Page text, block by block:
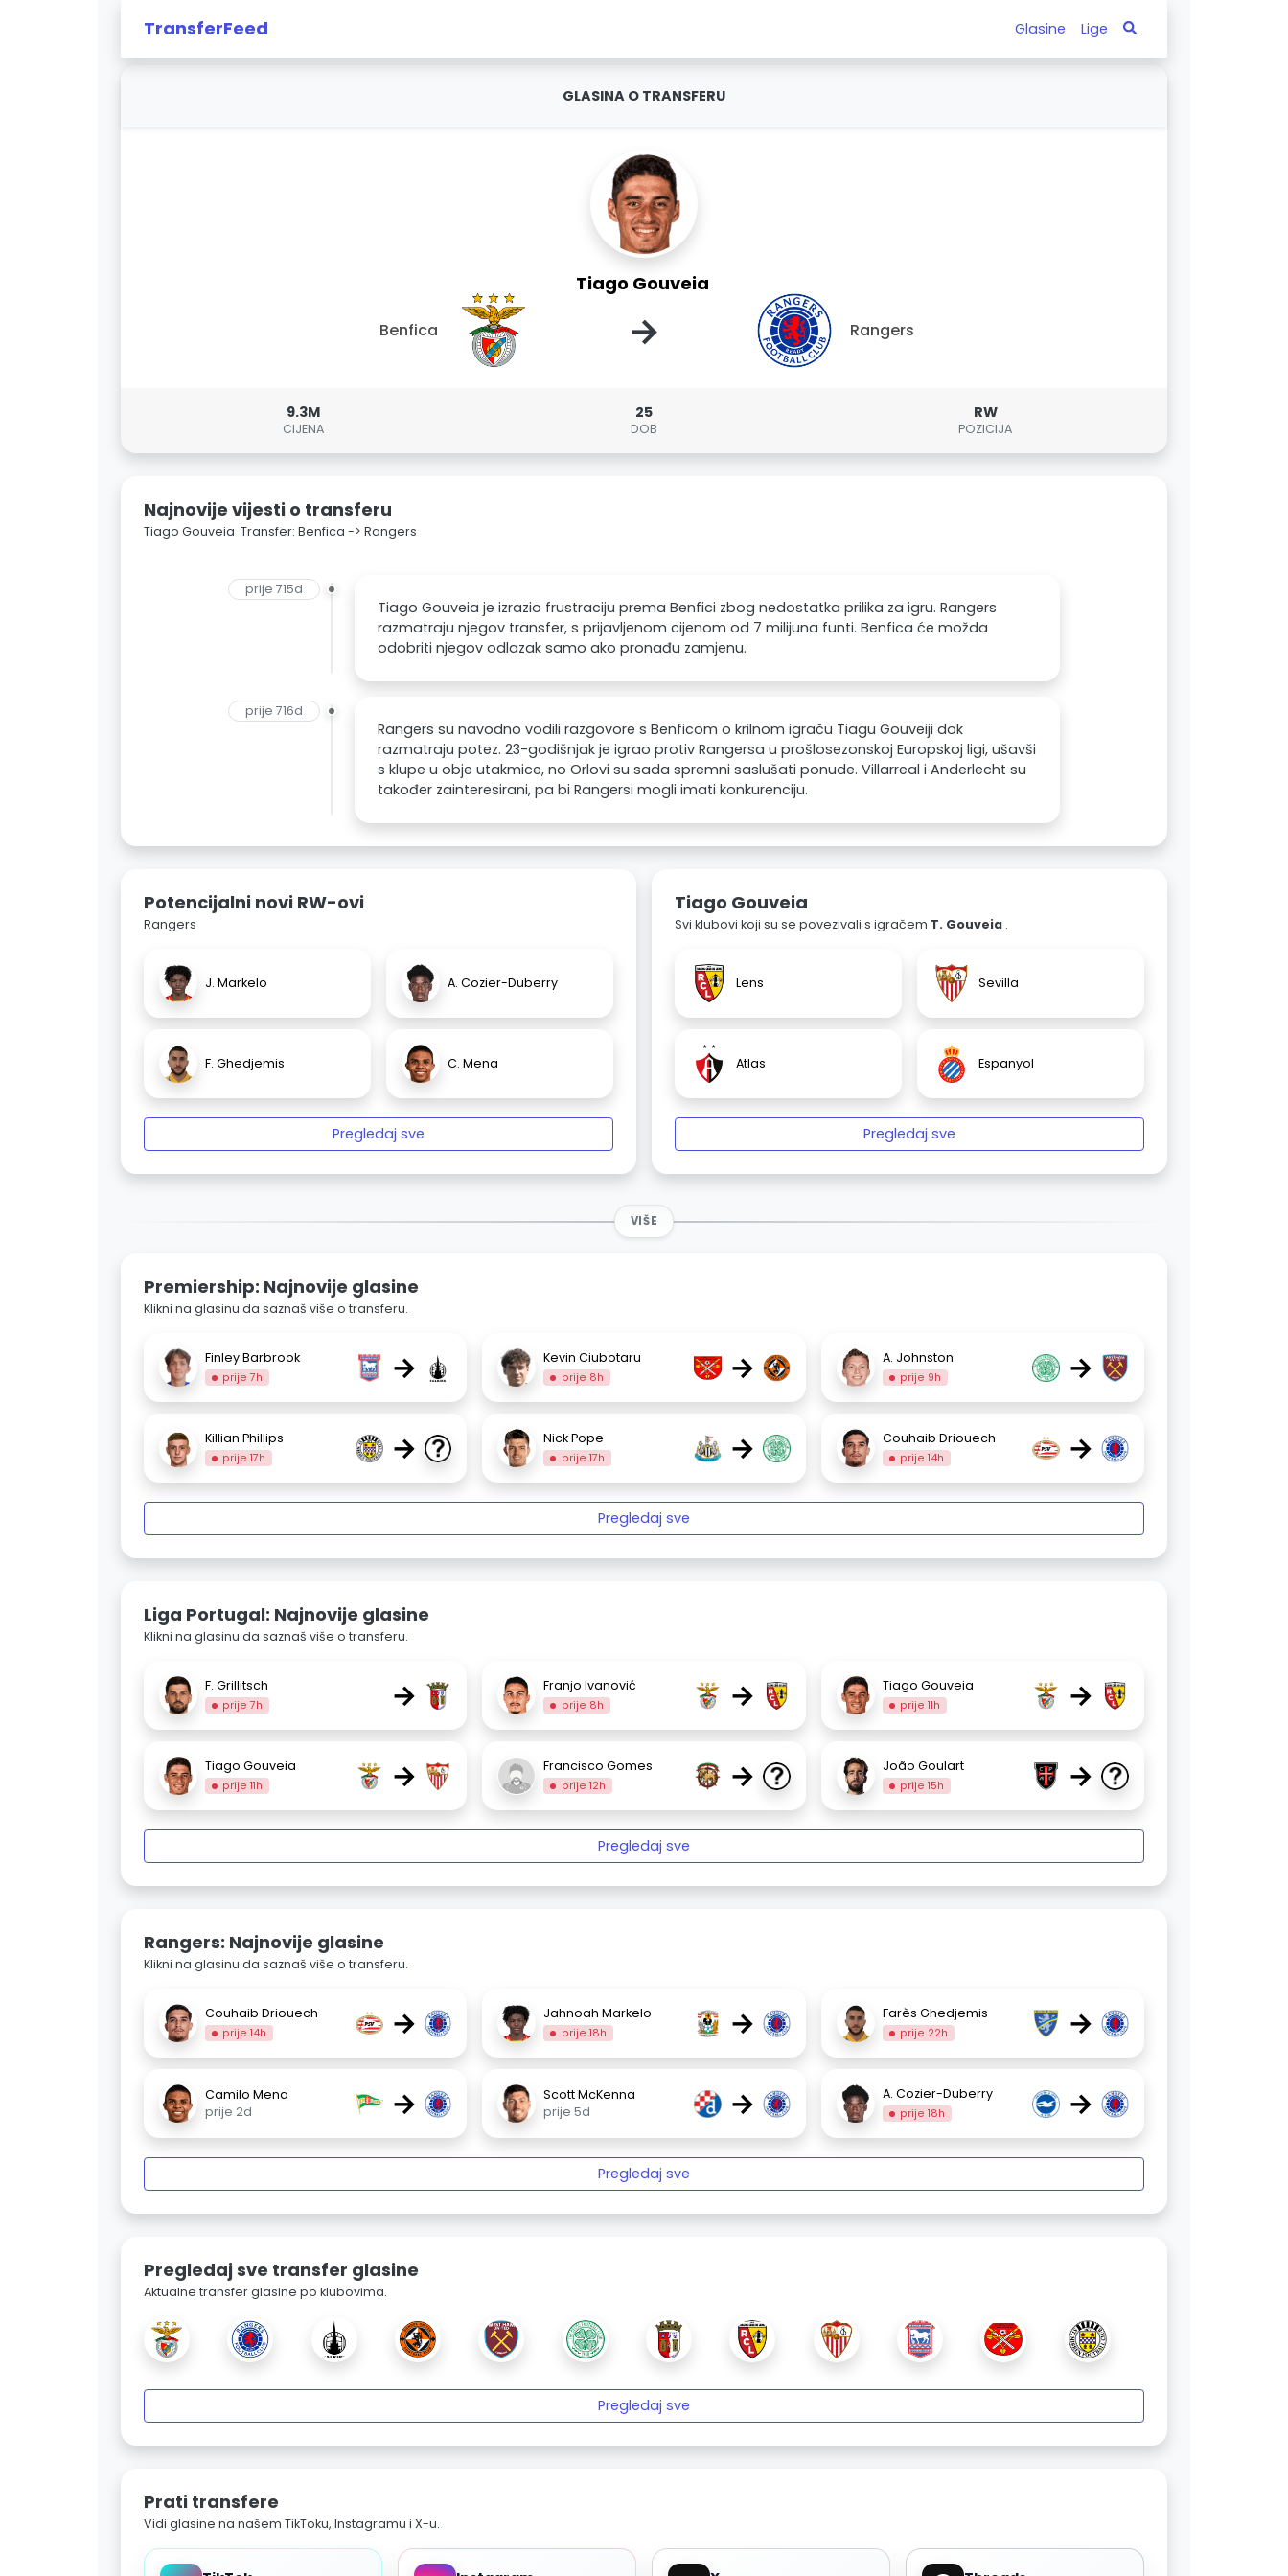
TransferFeed Glasine Lige
GLASINA O TRANSFERU
Tiago Gouveia
Benfica → Rangers
9.3M
CIJENA
25
DOB
RW
POZICIJA
Najnovije vijesti o transferu
Tiago Gouveia Transfer: Benfica -> Rangers
prije 715d
Tiago Gouveia je izrazio frustraciju prema Benfici zbog nedostatka prilika za igru. Rangers
razmatraju njegov transfer, s prijavljenom cijenom od 7 milijuna funti. Benfica će možda
odobriti njegov odlazak samo ako pronađu zamjenu.
prije 716d
Rangers su navodno vodili razgovore s Benficom o krilnom igraču Tiagu Gouveiji dok
razmatraju potez. 23-godišnjak je igrao protiv Rangersa u prošlosezonskoj Europskoj ligi, ušavši
s klupe u obje utakmice, no Orlovi su sada spremni saslušati ponude. Villarreal i Anderlecht su
također zainteresirani, pa bi Rangersi mogli imati konkurenciju.
Potencijalni novi RW-ovi
Rangers
J. Markelo A. Cozier-Duberry
F. Ghedjemis C. Mena
Pregledaj sve
Tiago Gouveia
Svi klubovi koji su se povezivali s igračem T. Gouveia .
Lens Sevilla
Atlas Espanyol
Pregledaj sve
VIŠE
Premiership: Najnovije glasine
Klikni na glasinu da saznaš više o transferu.
Finley Barbrook
prije 7h → Kevin Ciubotaru
prije 8h → A. Johnston
prije 9h →
Killian Phillips
prije 17h → Nick Pope
prije 17h → Couhaib Driouech
prije 14h →
Pregledaj sve
Liga Portugal: Najnovije glasine
Klikni na glasinu da saznaš više o transferu.
F. Grillitsch
prije 7h → Franjo Ivanović
prije 8h → Tiago Gouveia
prije 11h →
Tiago Gouveia
prije 11h → Francisco Gomes
prije 12h → João Goulart
prije 15h →
Pregledaj sve
Rangers: Najnovije glasine
Klikni na glasinu da saznaš više o transferu.
Couhaib Driouech
prije 14h → Jahnoah Markelo
prije 18h → Farès Ghedjemis
prije 22h →
Camilo Mena
prije 2d
→
Scott McKenna
prije 5d
→ A. Cozier-Duberry
prije 18h →
Pregledaj sve
Pregledaj sve transfer glasine
Aktualne transfer glasine po klubovima.
Pregledaj sve
Prati transfere
Vidi glasine na našem TikToku, Instagramu i X-u.